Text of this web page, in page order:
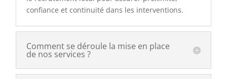
confiance et continuité dans les interventions.
Comment se déroule la mise en place
de nos services ?